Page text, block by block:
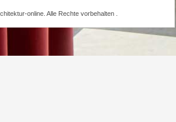
online. Alle Rechte vorbehalten .